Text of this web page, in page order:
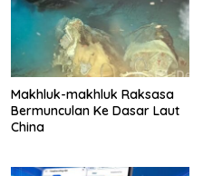
Makhluk-makhluk Raksasa
Bermunculan Ke Dasar Laut
China